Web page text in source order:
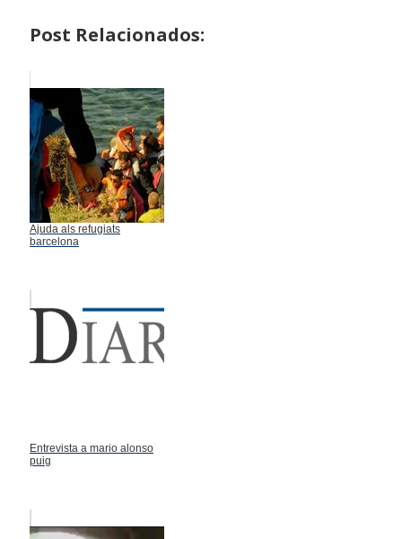
Post Relacionados:
Ajuda als refugiats
barcelona
Entrevista a mario alonso
puig